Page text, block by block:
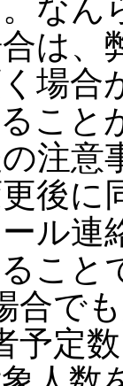
なん
は、
場合
こと
の注
後に
ル連
こと
合で
予定